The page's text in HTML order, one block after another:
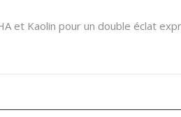
et Kaolin pour un double éclat